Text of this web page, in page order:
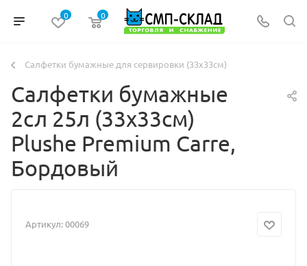
0 0
Салфетки бумажные для сервировки (33х33см)
Салфетки бумажные
2сл 25л (33х33см)
Plushe Premium Сarre,
Бордовый
Артикул:00069